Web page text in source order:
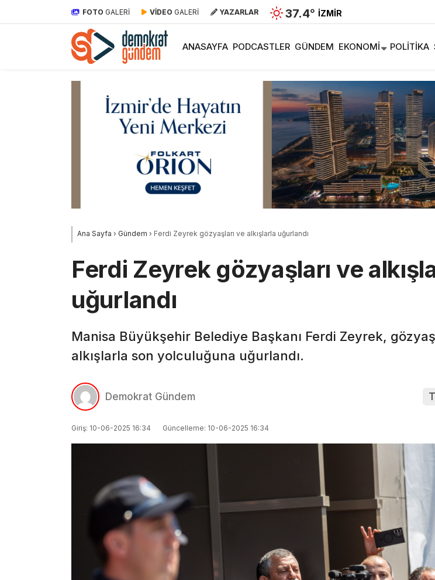
FOTO GALERİ VİDEO GALERİ YAZARLAR 37.4° İZMIR
ANASAYFA PODCASTLER GÜNDEM EKONOMI POLITIKA
Ana Sayfa › Gündem › Ferdi Zeyrek gözyaşları ve alkışlarla uğurlandı
Ferdi Zeyrek gözyaşları ve
uğurlandı
Manisa Büyükşehir Belediye Başkanı Ferdi Zeyrek,
alkışlarla son yolculuğuna uğurlandı.
Demokrat Gündem
Giriş: 10-06-2025 16:34 Güncelleme: 10-06-2025 16:34